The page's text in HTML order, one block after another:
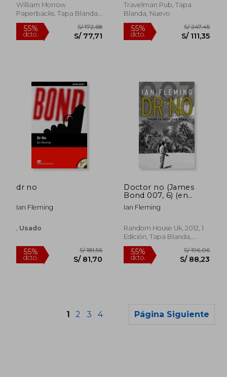
55% 55%
William Morrow
Paperbacks, Tapa Blanda,
Nuevo
Travelman Pub, Tapa
Blanda, Nuevo
dr no
Ian Fleming
Usado
Doctor no (James
Bond 007, 6) (en
Inglés)
Ian Fleming
Random House Uk, 2012, 1
Edición, Tapa Blanda,
Usado
1 2 3 4 Página Siguiente